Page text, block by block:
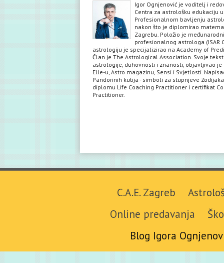
Igor Ognjenović je voditelj i
Centra za astrološku edukaciju
Profesionalnom bavljenju
nakon što je diplomirao
Zagrebu. Položio je
profesionalnog astrologa (ISAR
astrologiju je specijalizirao na Academy of
Član je The Astrological Association. Svoje
astrologije, duhovnosti i znanosti, objavljivao je
Elle-u, Astro magazinu, Sensi i Svjetlosti.
Pandorinih kutija - simboli za stupnjeve
diplomu Life Coaching Practitioner i certifikat
Practitioner.
C.A.E. Zagreb
Online predavanja
Blog Igora